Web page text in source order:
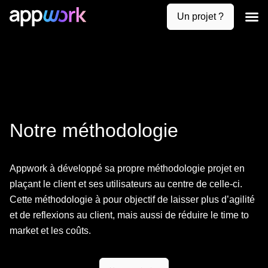
Un projet ?
Notre méthodologie
Appwork à développé sa propre méthodologie projet en
plaçant le client et ses utilisateurs au centre de celle-ci.
Cette méthodologie à pour objectif de laisser plus d’agilité
et de reflexions au client, mais aussi de réduire le time to
market et les coûts.